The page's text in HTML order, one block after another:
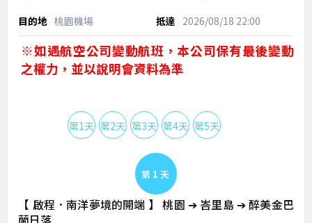
桃園機場 2026/08/18 22:00
※如遇航空公司變動航班，本公司保有最後變動
之權力，並以說明會資料為準
第1天 第2天 第3天 第4天 第5天
Day 1
【 啟程．南洋夢境的開端 】 桃園 ➔ 峇里島 ➔ 醉美金巴
蘭日落